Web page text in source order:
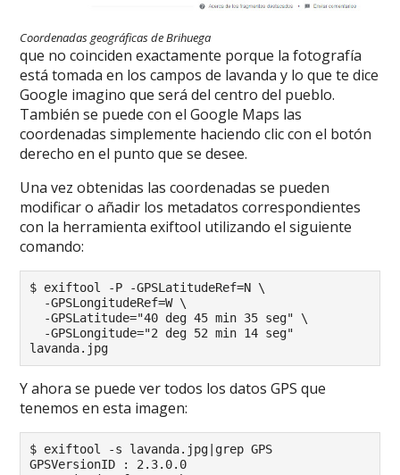
Coordenadas geográficas de Brihuega
que no coinciden exactamente porque la fotografía
está tomada en los campos de lavanda y lo que te dice
Google imagino que será del centro del pueblo.
También se puede con el Google Maps las
coordenadas simplemente haciendo clic con el botón
derecho en el punto que se desee.
Una vez obtenidas las coordenadas se pueden
modificar o añadir los metadatos correspondientes
con la herramienta exiftool utilizando el siguiente
comando:
$ exiftool -P -GPSLatitudeRef=N \
lavanda.jpg
Y ahora se puede ver todos los datos GPS que
tenemos en esta imagen:
$ exiftool -s lavanda.jpg|grep GPS
GPSVersionID : 2.3.0.0